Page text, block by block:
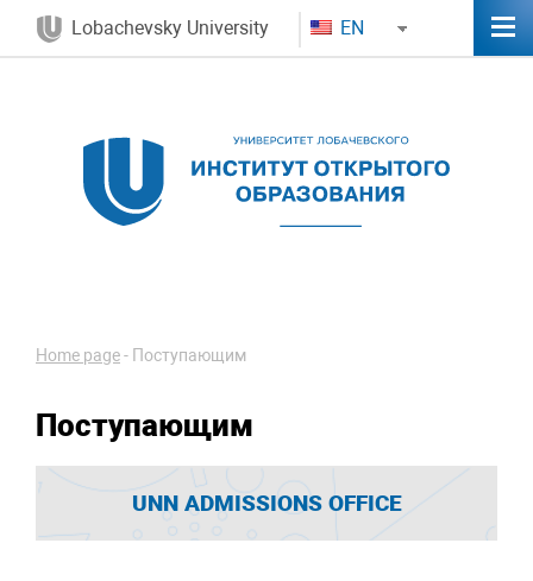
Lobachevsky University EN
Home page- Поступающим
Поступающим
UNN ADMISSIONS OFFICE